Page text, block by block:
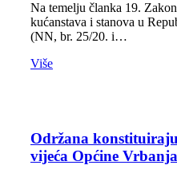
Na temelju članka 19.
kućanstava i stanova u
(NN, br. 25/20. i…
Više
Održana
vijeća Općine Vrbanja